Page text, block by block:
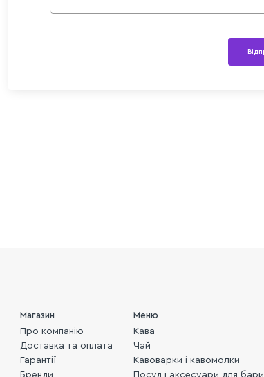
Магазин
Про компанію
Доставка та оплата
Гарантії
Меню
Кава
Чай
Кавоварки і кавомолки